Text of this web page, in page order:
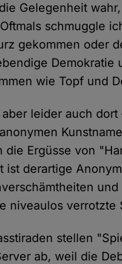
Gelegenheit
schmuggle
gekommen oder
Demokratie
wie Topf und
aber leider auch dort
die Ergüsse von
ist derartige
niveaulos verrotzte
stellen
ab, weil die